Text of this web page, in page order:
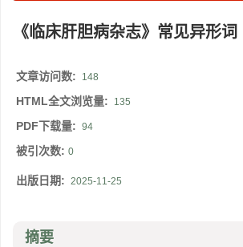
《临床肝胆病杂志》常见异形词
文章访问数: 148
HTML全文浏览量: 135
PDF下载量: 94
被引次数: 0
出版日期: 2025-11-25
摘要